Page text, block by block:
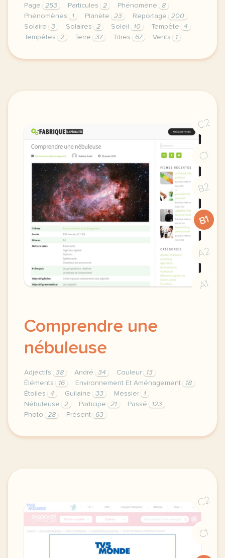
Page 253 Particules 2 Phénomène
8
Phénomènes
1 Planète 23 Reportage
200
Solaire
3 Solaires 2 Soleil 10 Tempête
4
Tempêtes
2 Terre 37 Titres 67 Vents 1
continuer sans accepter le respect de votre vie
C2
C1
B2
B1
A2
A1
Comprendre une
nébuleuse
Adjectifs 38 André 34 Couleur
13
Éléments
16 Environnement Et Aménagement
18
Étoiles
4 Guilaine 33 Messier
1
Nébuleuse
2 Participe 21 Passé
123
Photo
28 Présent 63
theme environnement et amenagement duree
C2
C1